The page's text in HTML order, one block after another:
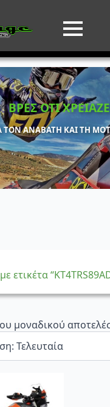
ΒΡΕΣ ΟΤΙ
ΤΟΝ ΑΝΑΒΑΤΗ ΚΑΙ ΤΗ
ετικέτα
μοναδικού